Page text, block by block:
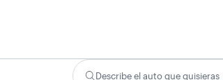
Describe el auto que quisieras